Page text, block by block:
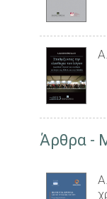
Άρθρα -